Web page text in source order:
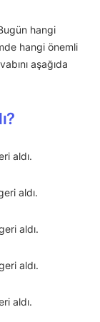
hangi
hangi önemli
aşağıda
aldı.
aldı.
aldı.
aldı.
aldı.